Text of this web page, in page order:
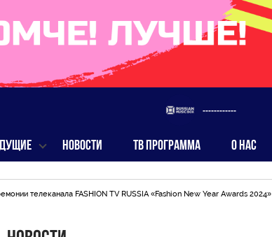
------------
НОВОСТИ ТВ ПРОГРАММА О НАС
телеканала FASHION TV RUSSIA «Fashion New Year Awards 2024»